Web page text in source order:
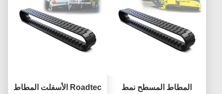
المطاط المسطح نمط
Roadtec الأسفلت المطاط